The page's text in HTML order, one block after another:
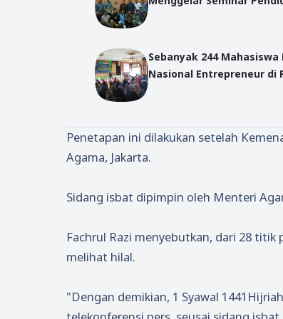
Sebanyak 244
Nasional Entrepreneur di
Penetapan ini dilakukan setelah
Agama, Jakarta.
Sidang isbat dipimpin oleh Menteri
Fachrul Razi menyebutkan, dari 28
melihat hilal.
"Dengan demikian, 1 Syawal